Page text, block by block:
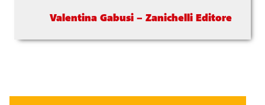
Valentina Gabusi – Zanichelli Editore